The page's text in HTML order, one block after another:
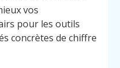
vos
pour les outils
concrètes de chiffre